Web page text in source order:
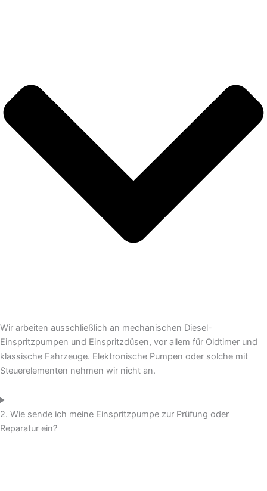
Wir arbeiten ausschließlich an mechanischen Diesel-
Einspritzpumpen und Einspritzdüsen, vor allem für Oldtimer und
klassische Fahrzeuge. Elektronische Pumpen oder solche mit
Steuerelementen nehmen wir nicht an.
2. Wie sende ich meine Einspritzpumpe zur Prüfung oder
Reparatur ein?